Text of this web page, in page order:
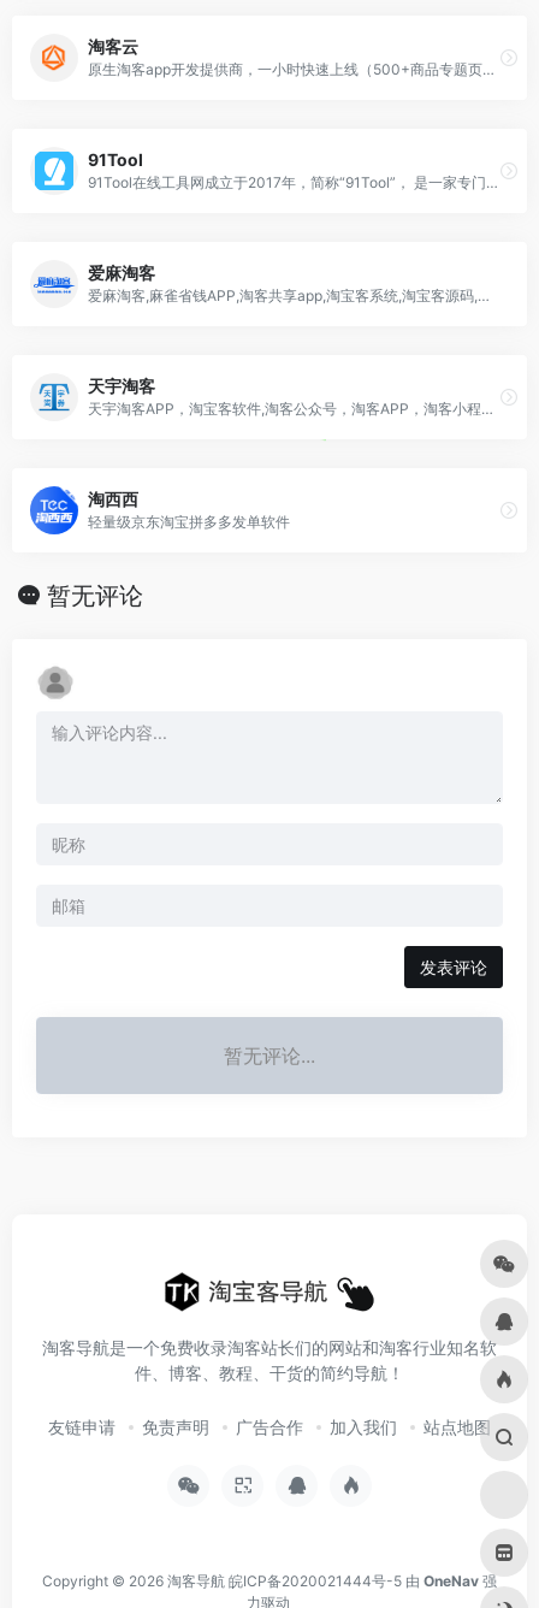
淘客云
原生淘客app开发提供商，一小时快速上线（500+商品专题页全网优惠券数据接口），多种营销功能快速裂变，做淘客app开发我们更专业淘客云助力淘客事业发展
91Tool
91Tool在线工具网成立于2017年，简称“91Tool”， 是一家专门为淘宝客和商家提供在线服务的网站，主要用户群体为淘宝客和商家，本站自创建以来累计注册用户30000+人、日活5000+，每天为用户提供在线服务2万余次，长期以来深受广大用户一致好评与认可。
爱麻淘客
爱麻淘客,麻雀省钱APP,淘客共享app,淘宝客系统,淘宝客源码,淘客软件,淘宝客共享app,淘宝客app开发
天宇淘客
天宇淘客APP，淘宝客软件,淘客公众号，淘客APP，淘客小程序，淘客cms四端一体，终身免费淘宝客软件
淘西西
轻量级京东淘宝拼多多发单软件
暂无评论
发表评论
暂无评论...
淘客导航是一个免费收录淘客站长们的网站和淘客行业知名软
件、博客、教程、干货的简约导航！
友链申请 免责声明 广告合作 加入我们 站点地图
Copyright © 2026 淘客导航 皖ICP备2020021444号-5 由 OneNav 强
力驱动